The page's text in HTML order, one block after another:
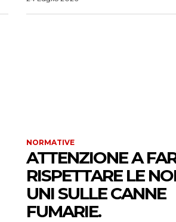
NORMATIVE
ATTENZIONE A
RISPETTARE LE
UNI SULLE CANNE
FUMARIE.